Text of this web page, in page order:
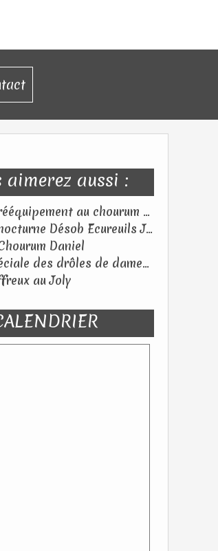
aimerez aussi :
Opération rééquipement au chourum des Flibustiers (05) – Samedi 18 juillet 2026
Opération nocturne Désob Ecureuils Jeudi 25 juin 2026
Daniel
Mission spéciale des drôles de dames au Tagada ! Samedi 06 juin 2026
au Joly